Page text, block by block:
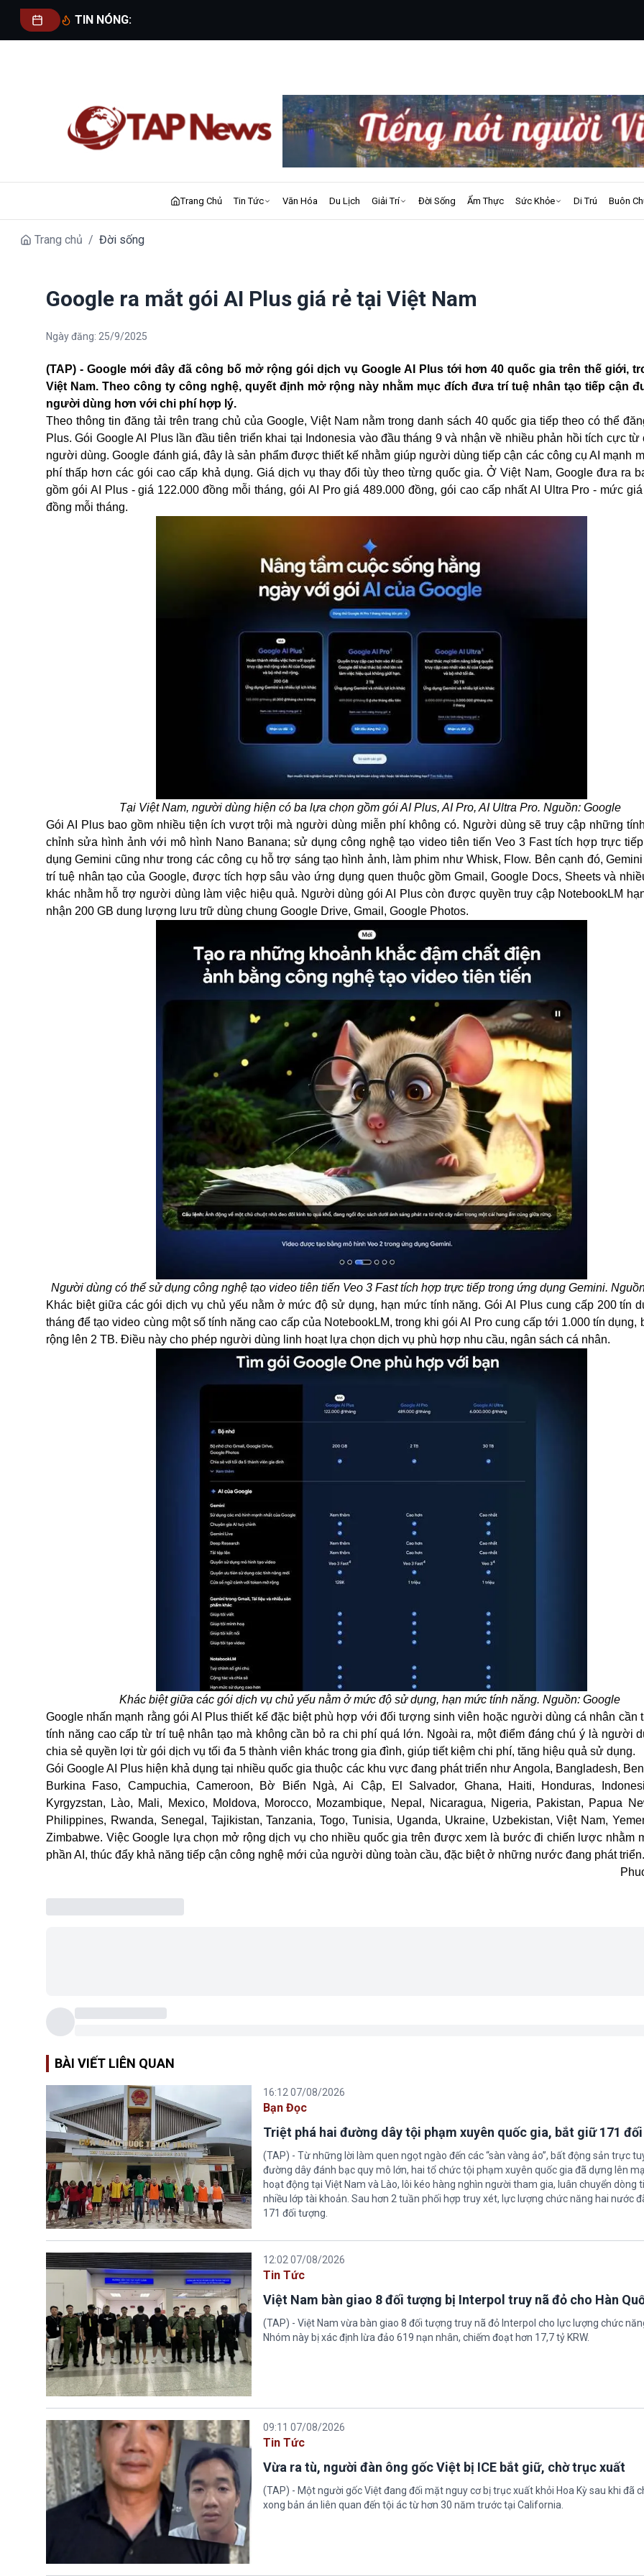
TIN NÓNG:
Trang Chủ Tin Tức Văn Hóa Du Lịch Giải Trí Đời Sống Ẩm Thực Sức Khỏe Di Trú Buôn
Trang chủ / Đời sống
Google ra mắt gói AI Plus giá rẻ tại Việt Nam
Ngày đăng: 25/9/2025
(TAP) - Google mới đây đã công bố mở rộng gói dịch vụ Google AI Plus tới hơn 40 quốc gia trên thế giới,
Việt Nam. Theo công ty công nghệ, quyết định mở rộng này nhằm mục đích đưa trí tuệ nhân tạo tiếp cận
người dùng hơn với chi phí hợp lý.
Theo thông tin đăng tải trên trang chủ của Google, Việt Nam nằm trong danh sách 40 quốc gia tiếp theo có thể
Plus. Gói Google AI Plus lần đầu tiên triển khai tại Indonesia vào đầu tháng 9 và nhận về nhiều phản hồi tích cực từ
người dùng. Google đánh giá, đây là sản phẩm được thiết kế nhằm giúp người dùng tiếp cận các công cụ AI mạnh
phí thấp hơn các gói cao cấp khả dụng. Giá dịch vụ thay đổi tùy theo từng quốc gia. ỞViệt Nam, Google đưa ra
gồm gói AI Plus - giá 122.000 đồng mỗi tháng, gói AI Pro giá 489.000 đồng, gói cao cấp nhất AI Ultra Pro - mức
đồng mỗi tháng.
Tại Việt Nam, người dùng hiện có ba lựa chọn gồm gói AI Plus, AI Pro, AI Ultra Pro. Nguồn: Google
Gói AI Plus bao gồm nhiều tiện ích vượt trội mà người dùng miễn phí không có. Người dùng sẽ truy cập những
chỉnh sửa hình ảnh với mô hình Nano Banana; sử dụng công nghệ tạo video tiên tiến Veo 3 Fast tích hợp trực
dụng Gemini cũng như trong các công cụ hỗ trợ sáng tạo hình ảnh, làm phim như Whisk, Flow. Bên cạnh đó,
trí tuệ nhân tạo của Google, được tích hợp sâu vào ứng dụng quen thuộc gồm Gmail, Google Docs, Sheets và
khác nhằm hỗ trợ người dùng làm việc hiệu quả. Người dùng gói AI Plus còn được quyền truy cập NotebookLM
nhận 200 GB dung lượng lưu trữ dùng chung Google Drive, Gmail, Google Photos.
Người dùng có thể sử dụng công nghệ tạo video tiên tiến Veo 3 Fast tích hợp trực tiếp trong ứng dụng Gemini.
Khác biệt giữa các gói dịch vụ chủ yếu nằm ở mức độ sử dụng, hạn mức tính năng. Gói AI Plus cung cấp 200 tín
tháng để tạo video cùng một số tính năng cao cấp của NotebookLM, trong khi gói AI Pro cung cấp tới 1.000 tín dụng,
rộng lên 2 TB. Điều này cho phép người dùng linh hoạt lựa chọn dịch vụ phù hợp nhu cầu, ngân sách cá nhân.
Khác biệt giữa các gói dịch vụ chủ yếu nằm ở mức độ sử dụng, hạn mức tính năng. Nguồn: Google
Google nhấn mạnh rằng gói AI Plus thiết kế đặc biệt phù hợp với đối tượng sinh viên hoặc người dùng cá nhân cần
tính năng cao cấp từ trí tuệ nhân tạo mà không cần bỏ ra chi phí quá lớn. Ngoài ra, một điểm đáng chú ý là người
chia sẻ quyền lợi từ gói dịch vụ tối đa 5 thành viên khác trong gia đình, giúp tiết kiệm chi phí, tăng hiệu quả sử dụng.
Gói Google AI Plus hiện khả dụng tại nhiều quốc gia thuộc các khu vực đang phát triển như Angola, Bangladesh,
Burkina Faso, Campuchia, Cameroon, Bờ Biển Ngà, Ai Cập, El Salvador, Ghana, Haiti, Honduras,
Kyrgyzstan, Lào, Mali, Mexico, Moldova, Morocco, Mozambique, Nepal, Nicaragua, Nigeria, Pakistan, Papua
Philippines, Rwanda, Senegal, Tajikistan, Tanzania, Togo, Tunisia, Uganda, Ukraine, Uzbekistan, Việt Nam,
Zimbabwe. Việc Google lựa chọn mở rộng dịch vụ cho nhiều quốc gia trên được xem là bước đi chiến lược nhằm
phần AI, thúc đẩy khả năng tiếp cận công nghệ mới của người dùng toàn cầu, đặc biệt ở những nước đang phát triển.
BÀI VIẾT LIÊN QUAN
16:12 07/08/2026
Bạn Đọc
Triệt phá hai đường dây tội phạm xuyên quốc gia, bắt giữ 171
(TAP) - Từ những lời làm quen ngọt ngào đến các “sàn vàng ảo”, bất động sản trực
đường dây đánh bạc quy mô lớn, hai tổ chức tội phạm xuyên quốc gia đã dựng lên
hoạt động tại Việt Nam và Lào, lôi kéo hàng nghìn người tham gia, luân chuyển dòng
nhiều lớp tài khoản. Sau hơn 2 tuần phối hợp truy xét, lực lượng chức năng hai nước
171 đối tượng.
12:02 07/08/2026
Tin Tức
Việt Nam bàn giao 8 đối tượng bị Interpol truy nã đỏ cho Hàn
(TAP) - Việt Nam vừa bàn giao 8 đối tượng truy nã đỏ Interpol cho lực lượng chức
Nhóm này bị xác định lừa đảo 619 nạn nhân, chiếm đoạt hơn 17,7 tỷ KRW.
09:11 07/08/2026
Tin Tức
Vừa ra tù, người đàn ông gốc Việt bị ICE bắt giữ, chờ trục xuất
(TAP) - Một người gốc Việt đang đối mặt nguy cơ bị trục xuất khỏi Hoa Kỳ sau khi đã
xong bản án liên quan đến tội ác từ hơn 30 năm trước tại California.